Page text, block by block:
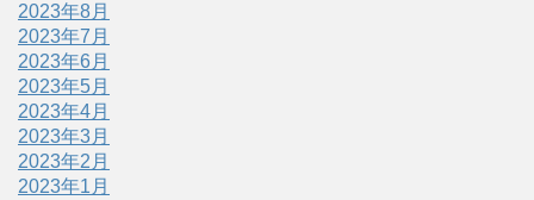
2023年8月
2023年7月
2023年6月
2023年5月
2023年4月
2023年3月
2023年2月
2023年1月